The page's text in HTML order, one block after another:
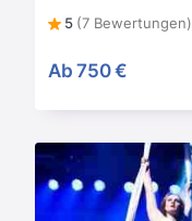
5 (7 Bewertungen)
Ab 750 €